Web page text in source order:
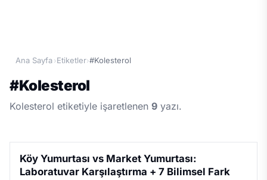
Ana Sayfa ›Etiketler›#Kolesterol
#Kolesterol
Kolesterol etiketiyle işaretlenen 9 yazı.
Köy Yumurtası vs Market Yumurtası:
Laboratuvar Karşılaştırma + 7 Bilimsel Fark